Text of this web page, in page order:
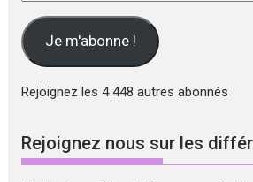
mail Je m'abonne !
Rejoignez les 4 448 autres abonnés
Rejoignez nous sur les